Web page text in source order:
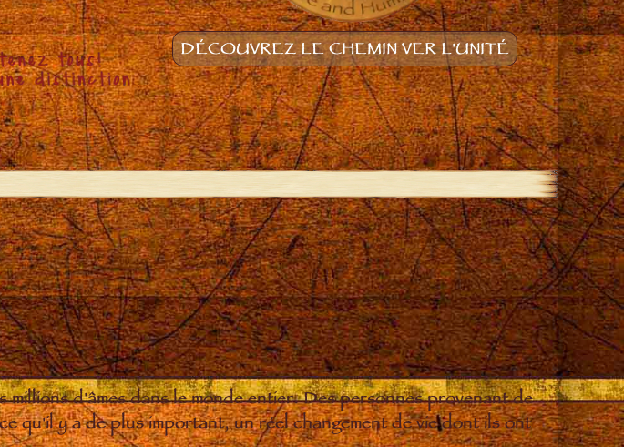
DÉCOUVREZ LE CHEMIN VER L'UNITÉ
d'âmes dans le monde entier. Des personnes provenant de
qu'il y a de plus important, un réel changement de vie dont ils ont